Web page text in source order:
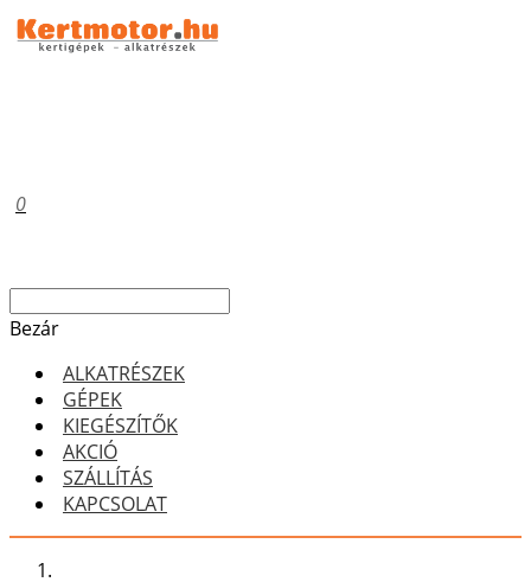
0
Bezár
ALKATRÉSZEK
GÉPEK
KIEGÉSZÍTŐK
AKCIÓ
SZÁLLÍTÁS
KAPCSOLAT